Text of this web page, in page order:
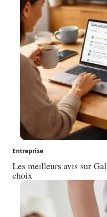
Entreprise
Les meilleurs avis sur
choix